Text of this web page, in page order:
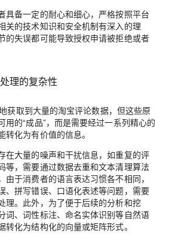
具备一定的耐心和细心，严格按照平台
关的技术知识和安全机制有深入的理
的失误都可能导致授权申请被拒绝或者
理的复杂性
获取到大量的淘宝评论数据，但这些原
用的“成品”，而是需要经过一系列精心的
化为有价值的信息。
在大量的噪声和干扰信息，如重复的评
等，需要通过数据去重和文本清理算法
于消费者的语言表达习惯各不相同，
、拼写错误、口语化表述等问题，需要
理。此外，为了便于后续的分析和挖
词、词性标注、命名实体识别等自然语
化为结构化的向量或矩阵形式。